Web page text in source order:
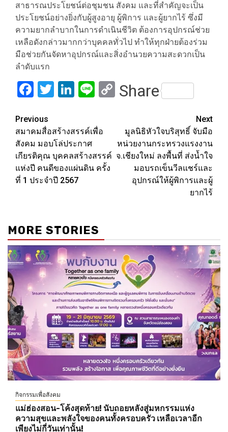
สาธารณประโยชน์ต่อชุมชน สังคม และที่สำคัญจะเป็น
ประโยชน์อย่างยิ่งกับผู้สูงอายุ ผู้พิการ และผู้ยากไร้ ซึ่งมี
ความยากลำบากในการดำเนินชีวิต ต้องการอุปกรณ์ช่วย
เหลือดังกล่าวมากกว่าบุคคลทั่วไป ทำให้ทุกฝ่ายต้องร่วม
มือช่วยกันจัดหาอุปกรณ์และสิ่งอำนวยความสะดวกเป็น
ลำดับแรก
Facebook
Twitter
LinkedIn
LineCopy
Share
Post
navigation
Previous
สมาคมสื่อสร้างสรรค์เพื่อ
สังคม มอบโล่ประกาศ
เกียรติคุณ บุคคลสร้างสรรค์
แห่งปี คนดีของแผ่นดิน ครั้ง
ที่ 1 ประจำปี 2567
Next
มูลนิธิหัวใจบริสุทธิ์ จับมือ
หน่วยงานกระทรวงแรงงาน
จ.เชียงใหม่ ลงพื้นที่ ส่งน้ำใจ
มอบรถเข็นวีลแชร์และ
อุปกรณ์ให้ผู้พิการและผู้
ยากไร้
MORE STORIES
กิจกรรมเพื่อสังคม
แม่ฮ่องสอน-โค้งสุดท้าย! นับถอยหลังสู่มหกรรมแห่ง
ความสุขและพลังใจของคนทั้งครอบครัว เหลือเวลาอีก
เพียงไม่กี่วันเท่านั้น!